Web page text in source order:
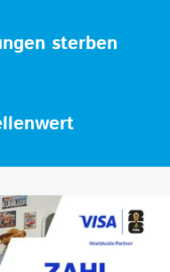
sterben